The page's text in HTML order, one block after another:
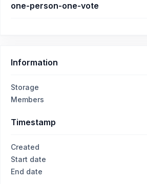
one-person-one-vote
Information
Storage
Members
Timestamp
Created
Start date
End date